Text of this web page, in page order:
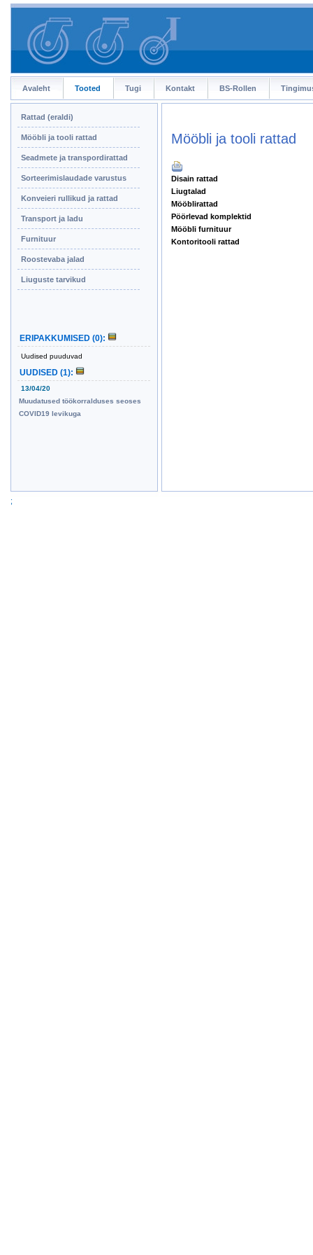
Avaleht Tooted Tugi Kontakt BS-Rollen
Mööbli ja tooli rattad
Disain rattad
Liugtalad
Mööblirattad
Pöörlevad komplektid
Mööbli furnituur
Kontoritooli rattad
Rattad (eraldi)
Mööbli ja tooli rattad
Seadmete ja transpordirattad
Sorteerimislaudade varustus
Konveieri rullikud ja rattad
Transport ja ladu
Furnituur
Roostevaba jalad
Liuguste tarvikud
ERIPAKKUMISED (0):
Uudised puuduvad
UUDISED (1):
13/04/20
Muudatused töökorralduses seoses
COVID19 levikuga
;